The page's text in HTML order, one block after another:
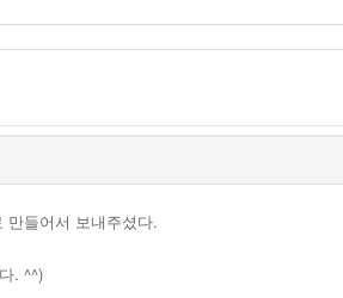
들어서 보내주셨다.
. ^^)